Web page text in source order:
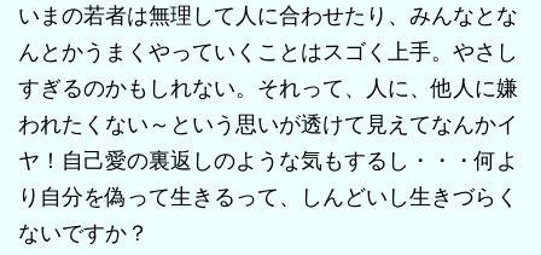
いまの若者は無理して人に合わせたり、みんなとな
んとかうまくやっていくことはスゴく上手。やさし
すぎるのかもしれない。それって、人に、他人に嫌
われたくない～という思いが透けて見えてなんかイ
ヤ！自己愛の裏返しのような気もするし・・・何よ
り自分を偽って生きるって、しんどいし生きづらく
ないですか？